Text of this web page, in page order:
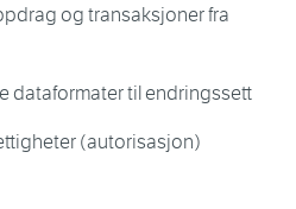
og transaksjoner fra
dataformater til endringssett
(autorisasjon)